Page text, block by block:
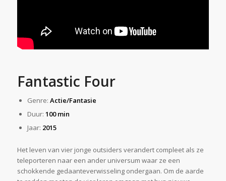
Fantastic Four
Genre: Actie/Fantasie
Duur: 100 min
Jaar: 2015
Het leven van vier jonge outsiders verandert compleet als ze
teleporteren naar een ander universum waar ze een
schokkende gedaanteverwisseling ondergaan. Om de aarde